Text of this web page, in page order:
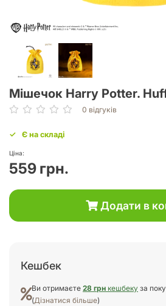
Мішечок Harry Potter.
0 відгуків
Є на складі
Ціна:
559 грн.
Додати в
Кешбек
Ви отримаєте 28 грн кешбеку за
(Дізнатися більше)